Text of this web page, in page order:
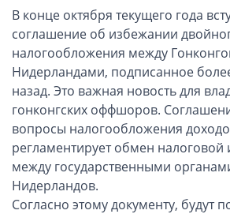
Компании в Китае
Kомпания в Канаде с лицензией MSB
Казахстан (компания и счёт)
Открытие счета в банках Казахстана
Платежная система Гонконга
Платежная система Великобритании
Платежная система Маврикия
Платежная система Казахстана
ОАЭ, Дубай (компания и счёт)
В конце октября текущего года
соглашение об избежании
налогообложения между
Нидерландами, подписанное
назад. Это важная новость для
гонконгских оффшоров.
вопросы налогообложения
регламентирует обмен
между государственными
Нидерландов.
Согласно этому документу, будут